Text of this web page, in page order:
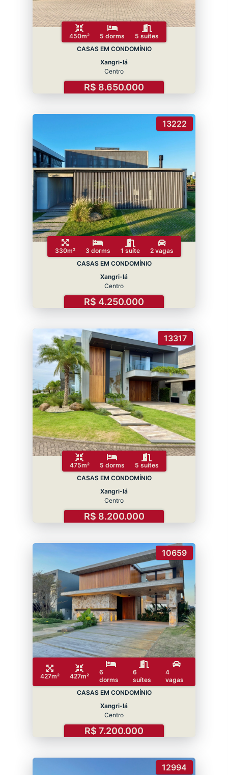
450m² 5 dorms
5 suítes
CASAS EM CONDOMÍNIO
Xangri-lá
Centro
R$ 8.650.000
13222
330m² 3 dorms 1 suíte
2 vagas
CASAS EM CONDOMÍNIO
Xangri-lá
Centro
R$ 4.250.000
13317
475m² 5 dorms
5 suítes
CASAS EM CONDOMÍNIO
Xangri-lá
Centro
R$ 8.200.000
10659
427m² 427m²
6
dorms
6
suítes
4
vagas
CASAS EM CONDOMÍNIO
Xangri-lá
Centro
R$ 7.200.000
12994